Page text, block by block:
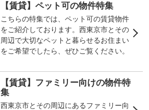
【賃貸】ペット可の物件特集
こちらの特集では、ペット可の賃貸物件
をご紹介しております。西東京市とその
周辺で大切なペットと暮らせるお住まい
をご希望でしたら、ぜひご覧ください。
【賃貸】ファミリー向けの物件特
集
西東京市とその周辺にあるファミリー向